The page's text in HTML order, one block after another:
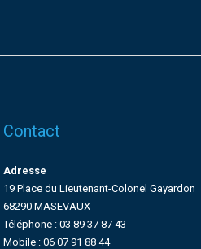
Contact
Adresse
19 Place du Lieutenant-Colonel Gayardon
68290 MASEVAUX
Téléphone : 03 89 37 87 43
Mobile : 06 07 91 88 44